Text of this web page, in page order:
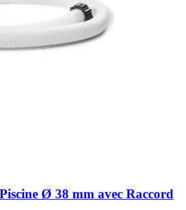
Ø 38 mm avec Raccord